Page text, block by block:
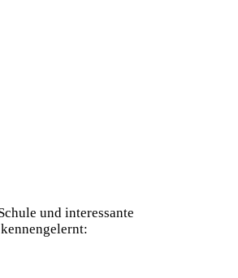
und interessante